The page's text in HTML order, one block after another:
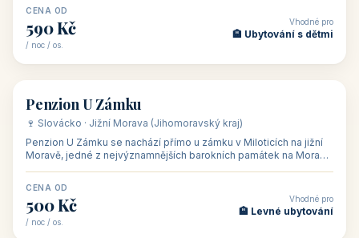
CENA OD
590 Kč
/ noc / os.
Vhodné pro
🏨 Ubytování s dětmi
🏡 penzion
Penzion U Zámku
🍷 Slovácko · Jižní Morava (Jihomoravský kraj)
Penzion U Zámku se nachází přímo u zámku v Miloticích na jižní
Moravě, jedné z nejvýznamnějších barokních památek na Moravě,
CENA OD
500 Kč
/ noc / os.
Vhodné pro
🏨 Levné ubytování